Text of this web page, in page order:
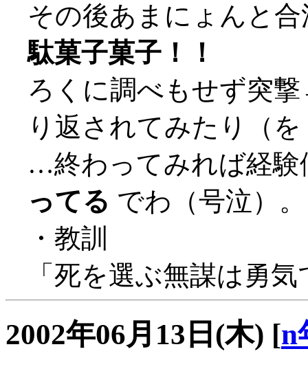
その後あまにょんと
駄菓子菓子！！
ろくに調べもせず突
り返されてみたり（を
…終わってみれば経
ってる でわ（号泣）。
・教訓
「死を選ぶ無謀は勇
2002年06月13日(木) [n